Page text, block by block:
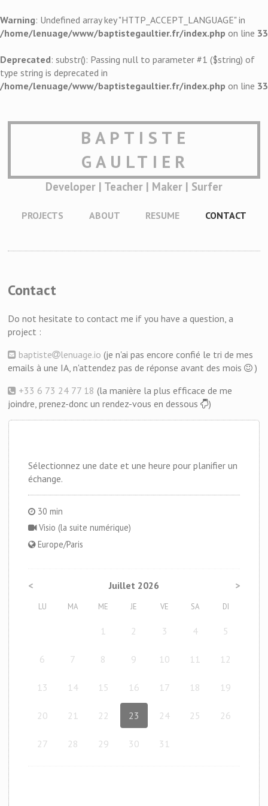
Warning: Undefined array key "HTTP_ACCEPT_LANGUAGE" in
/home/lenuage/www/baptistegaultier.fr/index.php on line 33
Deprecated: substr(): Passing null to parameter #1 ($string) of
type string is deprecated in
/home/lenuage/www/baptistegaultier.fr/index.php on line 33
BAPTISTE
GAULTIER
Developer | Teacher | Maker | Surfer
PROJECTS ABOUT RESUME CONTACT
Contact
Do not hesitate to contact me if you have a question, a
project :
baptiste
lenuage.io (je n'ai pas encore confié le tri de mes
emails à une IA, n'attendez pas de réponse avant des mois
)
+33 6 73 24 77 18 (la manière la plus efficace de me
joindre, prenez-donc un rendez-vous en dessous
)
Sélectionnez une date et une heure pour planifier un
échange.
30 min
Visio (la suite numérique)
Europe/Paris
< Juillet 2026 >
LU MA ME JE VE SA DI
1 2 3 4 5
6 7 8 9 10 11 12
13 14 15 16 17 18 19
20 21 22 23 24 25 26
27 28 29 30 31